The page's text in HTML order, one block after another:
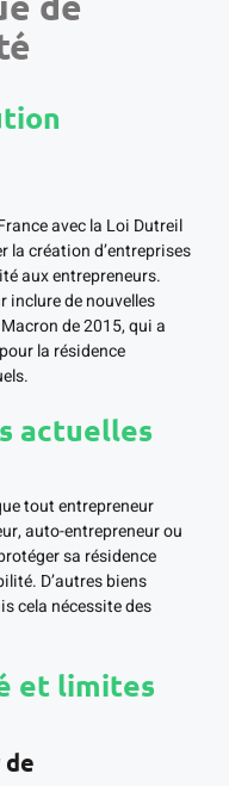
avec la Loi Dutreil
la création d’entreprises
aux entrepreneurs.
inclure de nouvelles
de 2015, qui a
la résidence
actuelles
tout entrepreneur
auto-entrepreneur ou
sa résidence
D’autres biens
cela nécessite des
et limites